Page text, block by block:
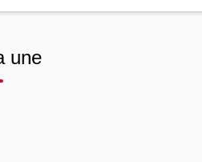
une